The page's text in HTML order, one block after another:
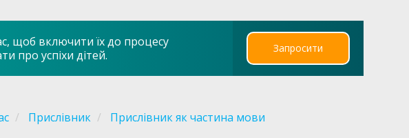
щоб включити їх до процесу
про успіхи дітей.
Запросити
Прислівник Прислівник як частина мови